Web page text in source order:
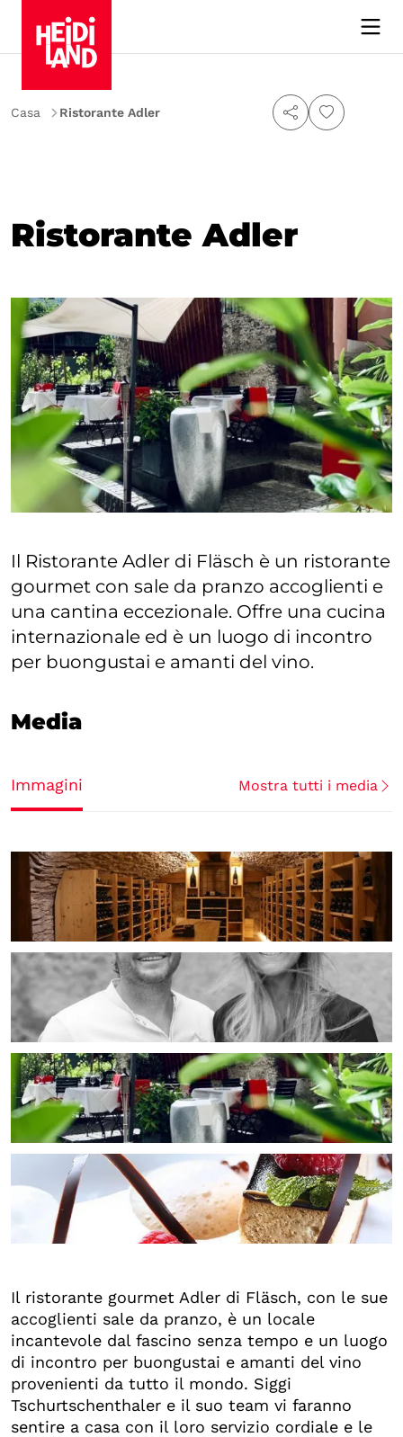
Casa Ristorante Adler
Ristorante Adler
Il Ristorante Adler di Fläsch è un ristorante
gourmet con sale da pranzo accoglienti e
una cantina eccezionale. Offre una cucina
internazionale ed è un luogo di incontro
per buongustai e amanti del vino.
Media
Immagini Mostra tutti i media
Il ristorante gourmet Adler di Fläsch, con le sue
accoglienti sale da pranzo, è un locale
incantevole dal fascino senza tempo e un luogo
di incontro per buongustai e amanti del vino
provenienti da tutto il mondo. Siggi
Tschurtschenthaler e il suo team vi faranno
sentire a casa con il loro servizio cordiale e le